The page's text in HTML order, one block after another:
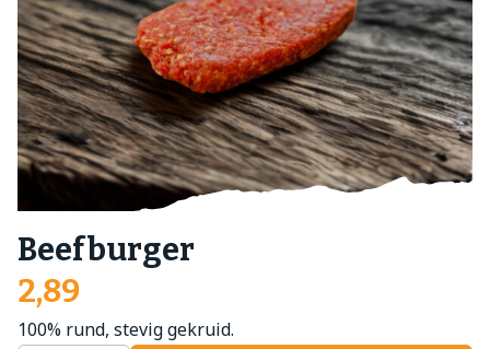
Beefburger
2,89
100% rund, stevig gekruid.